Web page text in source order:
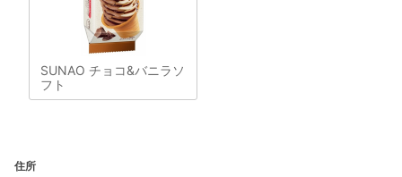
SUNAO チョコ&バニラソ
フト
住所